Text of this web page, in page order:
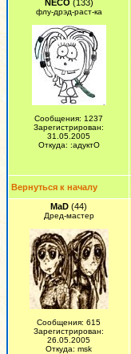
NECO (133)
флу-дрэд-раст-ка
Сообщения: 1237
Зарегистрирован:
31.05.2005
Откуда: :адуктО
Вернуться к началу
MaD (44)
Дред-мастер
Сообщения: 615
Зарегистрирован:
26.05.2005
Откуда: msk